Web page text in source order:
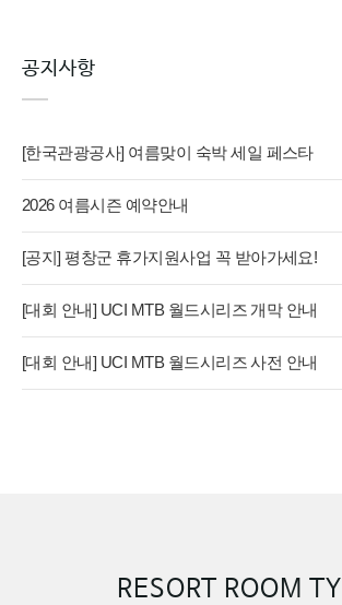
공지사항
[한국관광공사] 여름맞이 숙박 세일 페스타
2026 여름시즌 예약안내
[공지] 평창군 휴가지원사업 꼭 받아가세요!
[대회 안내] UCI MTB 월드시리즈 개막 안내
[대회 안내] UCI MTB 월드시리즈 사전 안내
RESORT ROOM